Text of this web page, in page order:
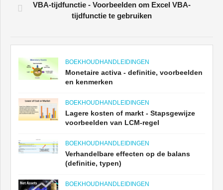
VBA-tijdfunctie - Voorbeelden om Excel VBA-
tijdfunctie te gebruiken
BOEKHOUDHANDLEIDINGEN
Monetaire activa - definitie, voorbeelden
en kenmerken
BOEKHOUDHANDLEIDINGEN
Lagere kosten of markt - Stapsgewijze
voorbeelden van LCM-regel
BOEKHOUDHANDLEIDINGEN
Verhandelbare effecten op de balans
(definitie, typen)
BOEKHOUDHANDLEIDINGEN